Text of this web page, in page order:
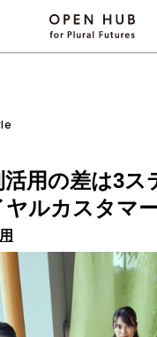
用の差は3ス
ヤルカスタマ